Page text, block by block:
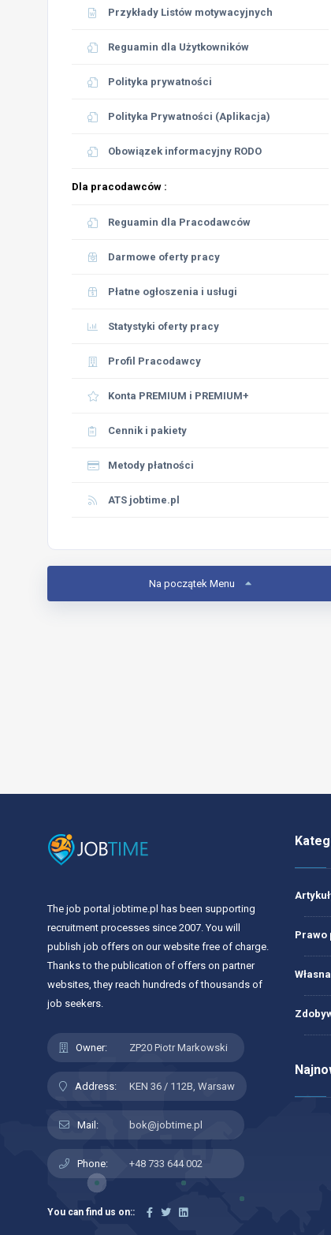
Przykłady Listów motywacyjnych
Reguamin dla Użytkowników
Polityka prywatności
Polityka Prywatności (Aplikacja)
Obowiązek informacyjny RODO
Dla pracodawców :
Reguamin dla Pracodawców
Darmowe oferty pracy
Płatne ogłoszenia i usługi
Statystyki oferty pracy
Profil Pracodawcy
Konta PREMIUM i PREMIUM+
Cennik i pakiety
Metody płatności
ATS jobtime.pl
Na początek Menu
The job portal jobtime.pl has been supporting
recruitment processes since 2007. You will
publish job offers on our website free of charge.
Thanks to the publication of offers on partner
websites, they reach hundreds of thousands of
job seekers.
Owner: ZP20 Piotr Markowski
Address: KEN 36 / 112B, Warsaw
Mail: bok@jobtime.pl
Phone: +48 733 644 002
You can find us on::
Prawo